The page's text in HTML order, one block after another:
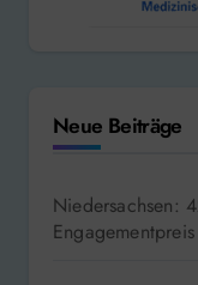
Neue Beiträge
Niedersachsen: